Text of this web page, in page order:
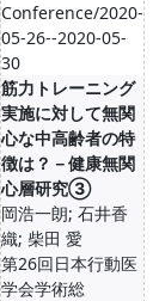
Conference/2020-
05-26--2020-05-
30
筋力トレーニング
実施に対して無関
心な中高齢者の特
徴は？－健康無関
心層研究③
岡浩一朗; 石井香
織; 柴田 愛
第26回日本行動医
学会学術総